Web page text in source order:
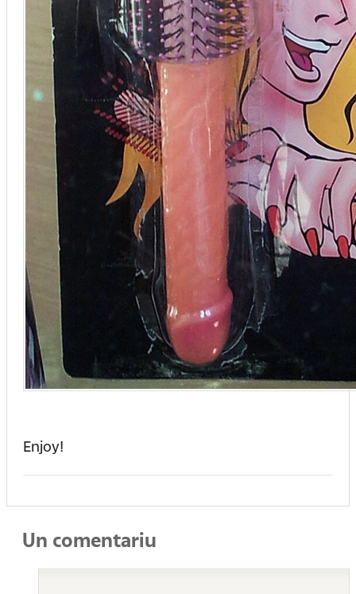
Enjoy!
Un comentariu